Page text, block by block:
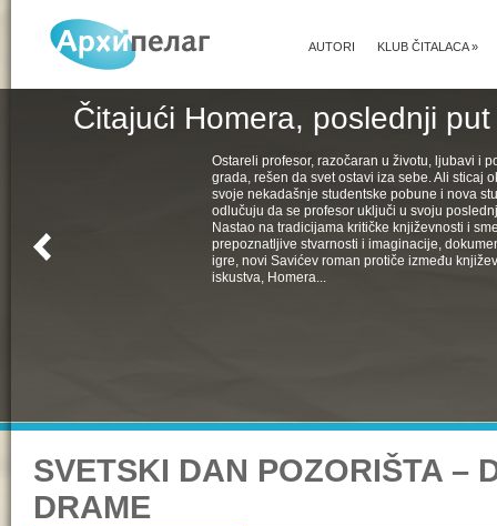
KLUB ČITALACA»
AUTORI
Čitajući Homera, poslednji put
Ostareli profesor, razočaran u životu, ljubavi i
grada, rešen da svet ostavi iza sebe. Ali sticaj
svoje nekadašnje studentske pobune i nova
odlučuju da se profesor uključi u svoju
Nastao na tradicijama kritičke književnosti i
prepoznatljive stvarnosti i imaginacije,
igre, novi Savićev roman protiče između
iskustva, Homera...
SVETSKI DAN POZORIŠTA –
DRAME